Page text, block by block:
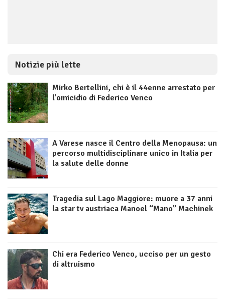
Notizie più lette
Mirko Bertellini, chi è il 44enne arrestato per
l’omicidio di Federico Venco
A Varese nasce il Centro della Menopausa: un
percorso multidisciplinare unico in Italia per
la salute delle donne
Tragedia sul Lago Maggiore: muore a 37 anni
la star tv austriaca Manoel “Mano” Machinek
Chi era Federico Venco, ucciso per un gesto
di altruismo